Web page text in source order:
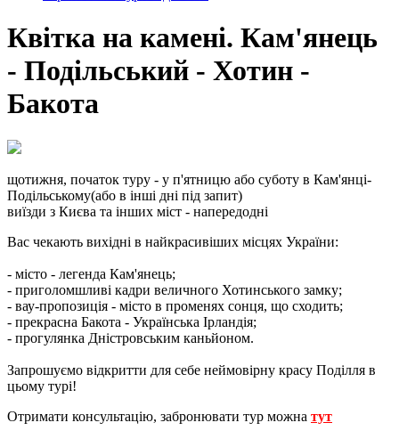
Квітка на камені. Кам'янець
- Подільський - Хотин -
Бакота
щотижня, початок туру - у п'ятницю або суботу в Кам'янці-
Подільському(або в інші дні під запит)
виїзди з Києва та інших міст - напередодні
Вас чекають вихідні в найкрасивіших місцях України:
- місто - легенда Кам'янець;
- приголомшливі кадри величного Хотинського замку;
- вау-пропозиція - місто в променях сонця, що сходить;
- прекрасна Бакота - Українська Ірландія;
- прогулянка Дністровським каньйоном.
Запрошуємо відкритти для себе неймовірну красу Поділля в
цьому турі!
Отримати консультацію, забронювати тур можна тут